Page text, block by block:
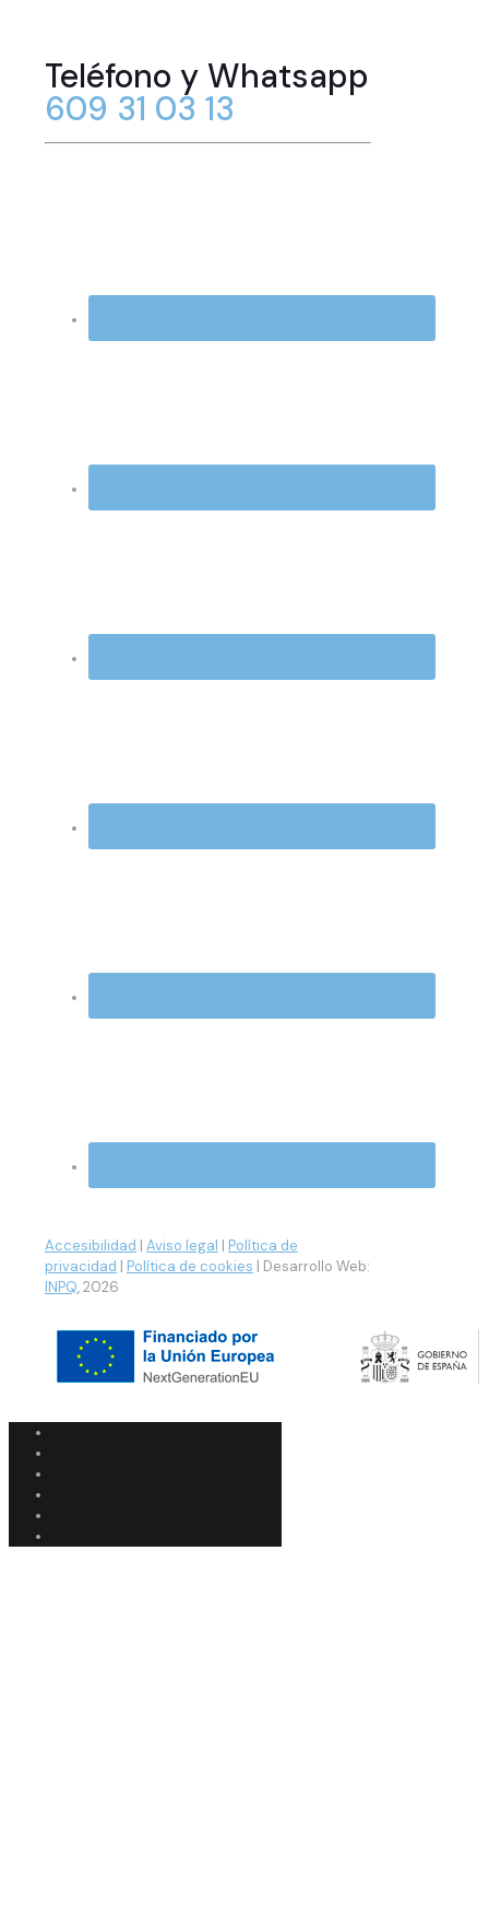
Teléfono y Whatsapp
609 31 03 13
Accesibilidad | Aviso legal | Política de
privacidad | Política de cookies | Desarrollo Web:
INPQ, 2026